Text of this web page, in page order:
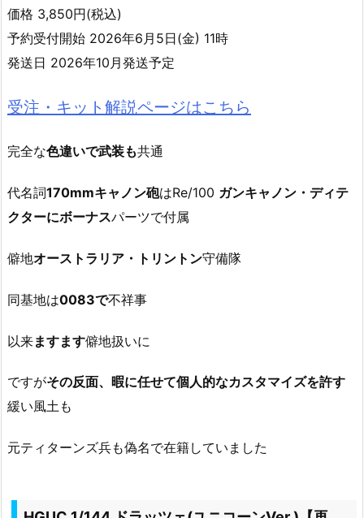
価格 3,850円(税込)
予約受付開始 2026年6月5日(金) 11時
発送日 2026年10月発送予定
受注・キット解説ページはこちら
完全な色違いで武装も共通
代名詞170mmキャノン砲はRe/100 ガンキャノン・ディテ
クターにボーナスパーツで付属
僻地オーストラリア・トリントン守備隊
同基地は0083で不祥事
以来ますます僻地扱いに
ですがその反面、暇に任せて個人的なカスタマイズを許す
緩い風土も
元ティターンズ兵も偽名で在籍していました